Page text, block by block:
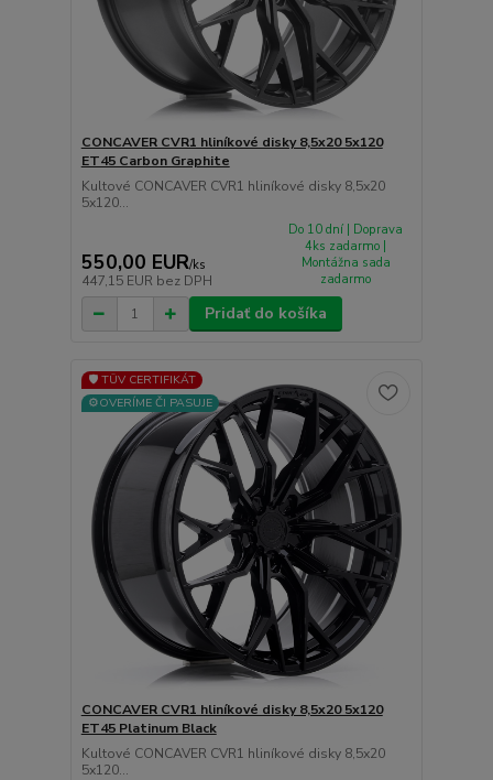
CONCAVER CVR1 hliníkové disky 8,5x20 5x120
ET45 Carbon Graphite
Kultové CONCAVER CVR1 hliníkové disky 8,5x20
5x120...
550,00 EUR/ks
447,15 EUR bez DPH
Do 10 dní | Doprava
4ks zadarmo |
Montážna sada
zadarmo
Pridať do košíka
🛡️ TÜV CERTIFIKÁT
⚙️OVERÍME ČI PASUJE
CONCAVER CVR1 hliníkové disky 8,5x20 5x120
ET45 Platinum Black
Kultové CONCAVER CVR1 hliníkové disky 8,5x20
5x120...